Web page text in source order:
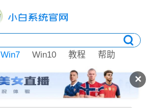
✕
Win7 Win10 教程 帮助